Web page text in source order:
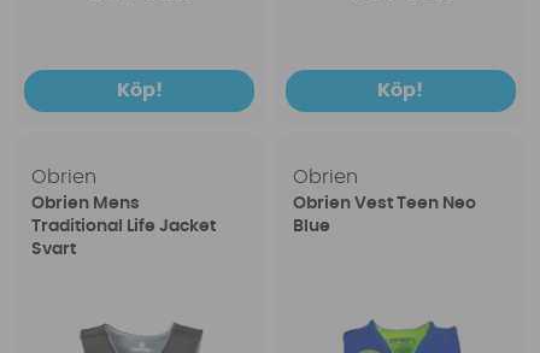
Köp! Köp!
Obrien
Obrien Mens
Traditional Life Jacket
Svart
Obrien
Obrien Vest Teen Neo
Blue